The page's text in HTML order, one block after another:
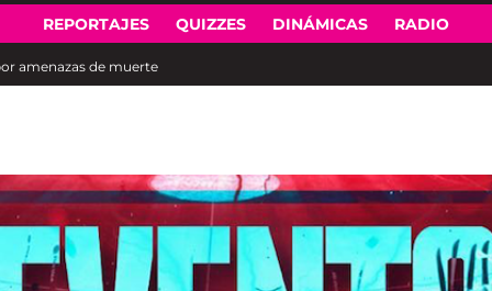
Open
dropdown
REPORTAJES QUIZZES DINÁMICAS RADIO
amenazas de muerte